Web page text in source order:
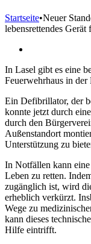
Startseite•Neuer
lebensrettendes
Bild
In Lasel gibt es eine
Feuerwehrhaus in der
Ein Defibrillator, der
konnte jetzt durch
durch den
Außenstandort
Unterstützung zu
In Notfällen kann
Leben zu retten.
zugänglich ist, wird
erheblich verkürzt.
Wege zu
kann dieses
Hilfe eintrifft.